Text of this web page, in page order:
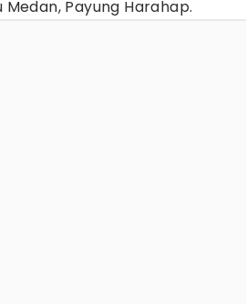
Medan, Payung Harahap.